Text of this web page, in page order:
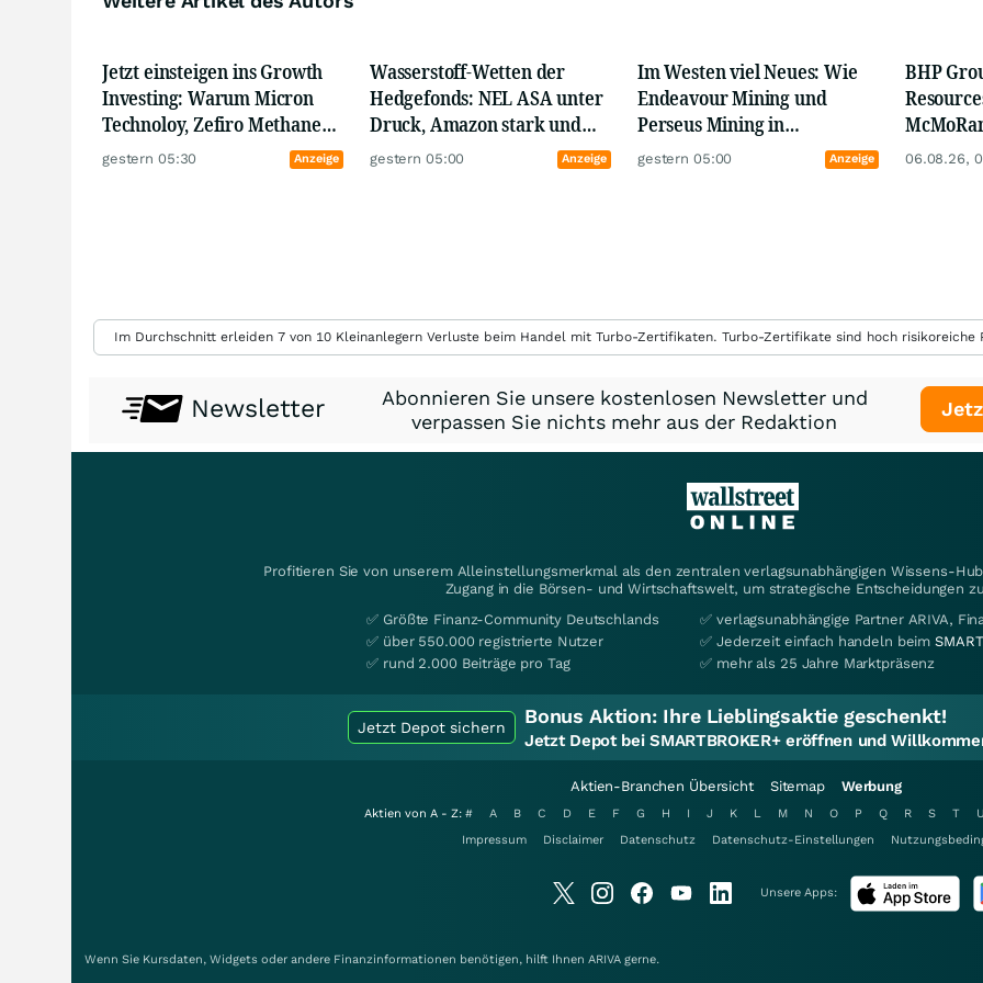
II. mindestens 3 Themen oder Trends werden erwähnt,
III. die Kommentare umfassen jeweils eine Lesedauer von weniger als 3 Minuten.
Wir wünschen gute Unterhaltung und viel Erfolg an der Börse!
Jetzt einsteigen ins Growth
Investing: Warum Micron
Technoloy, Zefiro Methane
und Bloom Energy Ihr
Portfolio beflügeln können
gestern 05:30 Anzeige
Wasserstoff-Wetten der
Hedgefonds: NEL ASA unter
Druck, Amazon stark und
First Hydrogen in
vielversprechender Nische
gestern 05:00 Anzeige
Im Westen viel Neues: Wie
Endeavour Mining und
Perseus Mining in
Westafrika Schwerpunkte
setzen – Kobo Resources vor
gestern 05:00 Anzeige
BHP
lösen
06.08.26,
Im Durchschnitt erleiden 7 von 10 Kleinanlegern Verluste beim Handel mit Turbo-Zertifikaten. Turbo-Zertifikate sind hoch
Newsletter
Abonnieren Sie unsere kostenlosen Newsletter und
verpassen Sie nichts mehr aus der Redaktion
Profitieren Sie von unserem Alleinstellungsmerkmal als den zentralen verlagsunabhängigen Wissens-
Zugang in die Börsen- und Wirtschaftswelt, um strategische Entscheidungen
✅ Größte Finanz-Community Deutschlands
✅ über 550.000 registrierte Nutzer
✅ rund 2.000 Beiträge pro Tag
✅ verlagsunabhängige Partner ARIVA,
✅ Jederzeit einfach handeln beim
✅ mehr als 25 Jahre Marktpräsenz
Jetzt Depot sichern Bonus Aktion: Ihre Lieblingsaktie geschenkt!
Jetzt Depot bei SMARTBROKER+ eröffnen und
Aktien-Branchen Übersicht Sitemap Werbung
Aktien von A - Z: # A B C D E F G H I J K L M N O P Q R S T U
Impressum
Disclaimer Datenschutz Datenschutz-Einstellungen
Unsere Apps:
Wenn Sie Kursdaten, Widgets oder andere Finanzinformationen benötigen, hilft Ihnen ARIVA gerne.